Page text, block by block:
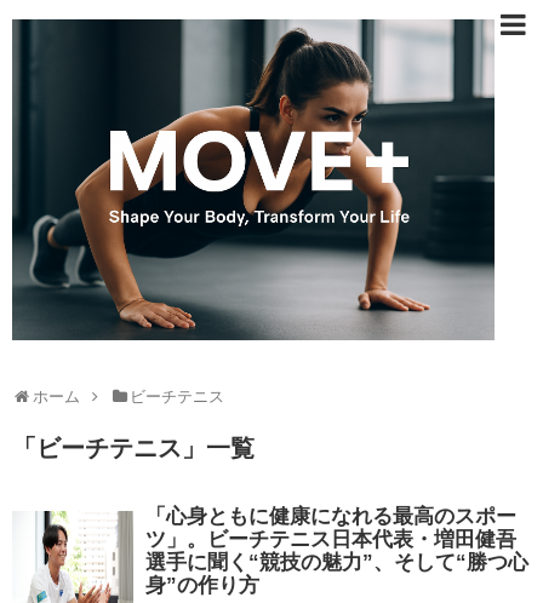
ホーム ビーチテニス
「 ビーチテニス 」 一覧
「心身ともに健康になれる最高のスポー
ツ」。ビーチテニス日本代表・増田健吾
選手に聞く“競技の魅力”、そして“勝つ心
身”の作り方